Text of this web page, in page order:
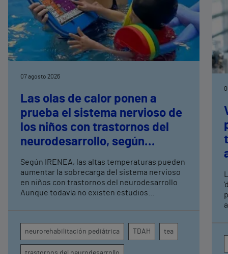
07 agosto 2026
Las olas de calor ponen a
prueba el sistema nervioso de
los niños con trastornos del
neurodesarrollo, según
neurorrehabilitación
pediátrica de Vithas
Según IRENEA, las altas temperaturas pueden
aumentar la sobrecarga del sistema nervioso
en niños con trastornos del neurodesarrollo
Aunque todavía no existen estudios
atención, la regulación emocional y la
conducta
neurorehabilitación pediátrica TDAH tea